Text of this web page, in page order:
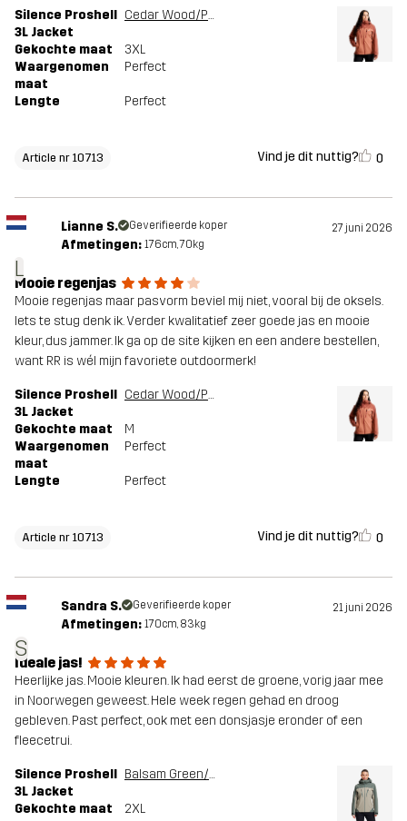
Silence Proshell
3L Jacket
Cedar Wood/Pink Mahogany
Gekochte maat
3XL
Waargenomen
maat
Perfect
Lengte Perfect
Article nr 10713 Vind je dit nuttig? 0
L
Lianne S. Geverifieerde koper 27 juni 2026
Afmetingen: 176cm, 70kg
Mooie regenjas
Mooie regenjas maar pasvorm beviel mij niet, vooral bij de oksels.
Iets te stug denk ik. Verder kwalitatief zeer goede jas en mooie
kleur, dus jammer. Ik ga op de site kijken en een andere bestellen,
want RR is wél mijn favoriete outdoormerk!
Silence Proshell
3L Jacket
Cedar Wood/Pink Mahogany
Gekochte maat
M
Waargenomen
maat
Perfect
Lengte Perfect
Article nr 10713 Vind je dit nuttig? 0
S
Sandra S. Geverifieerde koper 21 juni 2026
Afmetingen: 170cm, 83kg
Ideale jas!
Heerlijke jas. Mooie kleuren. Ik had eerst de groene, vorig jaar mee
in Noorwegen geweest. Hele week regen gehad en droog
gebleven. Past perfect, ook met een donsjasje eronder of een
fleecetrui.
Silence Proshell
3L Jacket
Balsam Green/Shadow
Gekochte maat
2XL